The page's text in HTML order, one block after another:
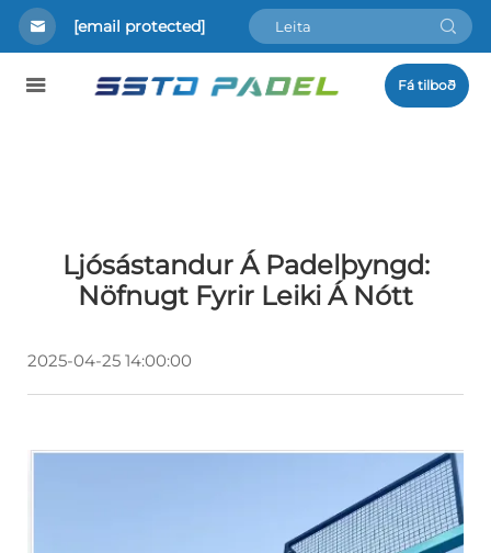
[email protected]
Fá tilboð
Ljósástandur Á Padelþyngd:
Nöfnugt Fyrir Leiki Á Nótt
2025-04-25 14:00:00